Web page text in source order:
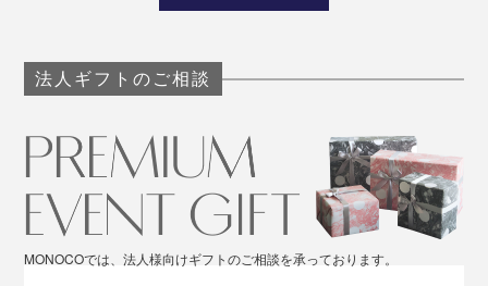
法人ギフトのご相談
MONOCOでは、法人様向けギフトのご相談を承っております。